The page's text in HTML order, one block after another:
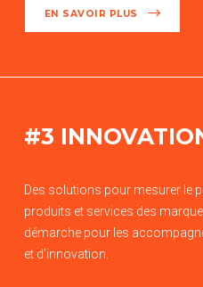
EN SAVOIR PLUS
#3
Des solutions pour mesurer le
produits et services des
démarche pour les
et d’innovation.